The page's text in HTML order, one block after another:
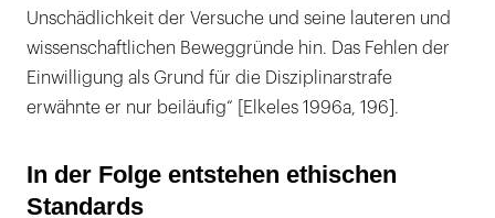
Unschädlichkeit der Versuche und seine lauteren und
wissenschaftlichen Beweggründe hin. Das Fehlen der
Einwilligung als Grund für die Disziplinarstrafe
erwähnte er nur beiläufig“ [Elkeles 1996a, 196].
In der Folge entstehen ethischen
Standards